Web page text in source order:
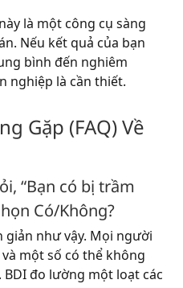
là một công cụ sàng
Nếu kết quả của bạn
bình đến nghiêm
nghiệp là cần thiết.
Gặp (FAQ) Về
“Bạn có bị trầm
Có/Không?
giản như vậy. Mọi người
một số có thể không
đo lường một loạt các